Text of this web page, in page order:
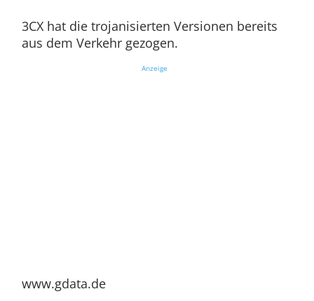
3CX hat die trojanisierten Versionen bereits
aus dem Verkehr gezogen.
Anzeige
www.gdata.de